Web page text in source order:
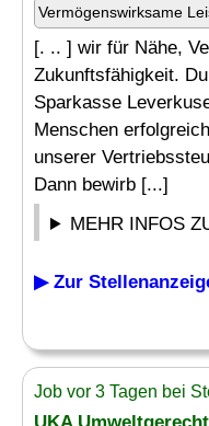
Vermögenswirksame
[. .. ] wir für Nähe,
Zukunftsfähigkeit.
Sparkasse
Menschen
unserer
Dann bewirb [...]
MEHR INFOS
▶ Zur
Job vor 3 Tagen bei